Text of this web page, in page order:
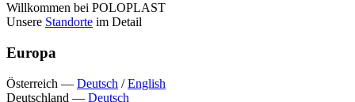
Willkommen bei POLOPLAST
Unsere Standorte im Detail
Europa
Österreich — Deutsch /English
Deutschland — Deutsch